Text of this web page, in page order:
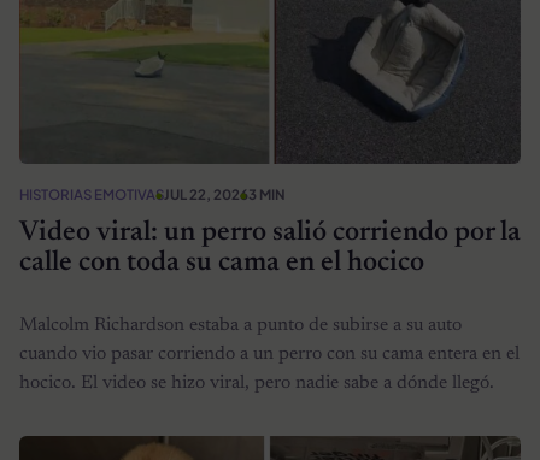
HISTORIAS EMOTIVASJUL 22, 20263 MIN
Video viral: un perro salió corriendo por la
calle con toda su cama en el hocico
Malcolm Richardson estaba a punto de subirse a su auto
cuando vio pasar corriendo a un perro con su cama entera en el
hocico. El video se hizo viral, pero nadie sabe a dónde llegó.